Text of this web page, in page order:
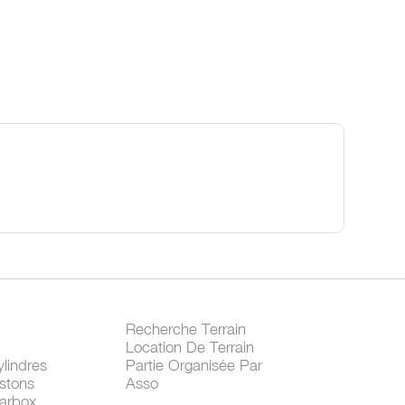
Recherche Terrain
Location De Terrain
Partie Organisée Par
Asso